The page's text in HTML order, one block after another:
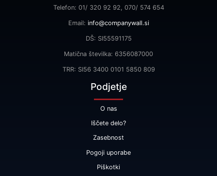
Telefon: 01/ 320 92 92, 070/ 574 654
Email: info@companywall.si
DŠ: SI55591175
Matična številka: 6356087000
TRR: SI56 3400 0101 5850 809
Podjetje
O nas
Iščete delo?
Zasebnost
Pogoji uporabe
Piškotki